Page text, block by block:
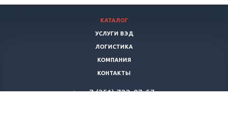
КАТАЛОГ
УСЛУГИ ВЭД
ЛОГИСТИКА
КОМПАНИЯ
КОНТАКТЫ
+7 (351) 723-07-57